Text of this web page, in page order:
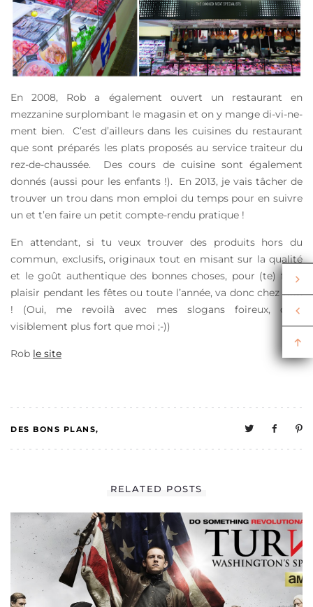
En 2008, Rob a également ouvert un restaurant en
mezzanine surplombant le magasin et on y mange di-vi-ne-
ment bien. C’est d’ailleurs dans les cuisines du restaurant
que sont préparés les plats proposés au service traiteur du
rez-de-chaussée. Des cours de cuisine sont également
donnés (aussi pour les enfants !). En 2013, je vais tâcher de
trouver un trou dans mon emploi du temps pour en suivre
un et t’en faire un petit compte-rendu pratique !
En attendant, si tu veux trouver des produits hors du
commun, exclusifs, originaux tout en misant sur la qualité
et le goût authentique des bonnes choses, pour (te) faire
plaisir pendant les fêtes ou toute l’année, va donc chez Rob
! (Oui, me revoilà avec mes slogans foireux, c’est
visiblement plus fort que moi ;-))
Rob le site
DES BONS PLANS
SOCIALE
RELATED POSTS